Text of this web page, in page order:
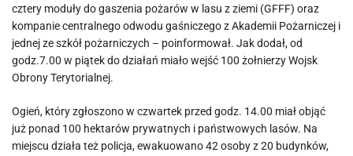
cztery moduły do gaszenia pożarów w lasu z ziemi (GFFF) oraz
kompanie centralnego odwodu gaśniczego z Akademii Pożarniczej i
jednej ze szkół pożarniczych – poinformował. Jak dodał, od
godz.7.00 w piątek do działań miało wejść 100 żołnierzy Wojsk
Obrony Terytorialnej.
Ogień, który zgłoszono w czwartek przed godz. 14.00 miał objąć
już ponad 100 hektarów prywatnych i państwowych lasów. Na
miejscu działa też policja, ewakuowano 42 osoby z 20 budynków,